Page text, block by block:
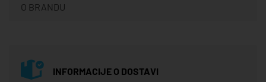
O BRANDU
INFORMACIJE O DOSTAVI